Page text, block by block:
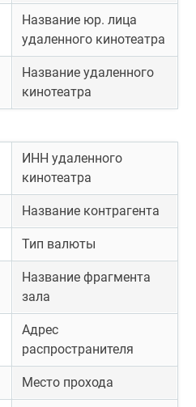
Название юр. лица
удаленного кинотеатра
Название удаленного
кинотеатра
ИНН удаленного
кинотеатра
Название контрагента
Тип валюты
Название фрагмента
зала
Адрес
распространителя
Место прохода